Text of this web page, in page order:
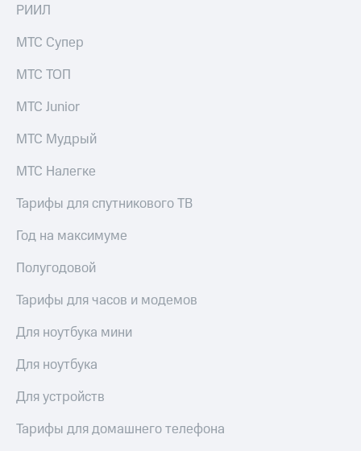
РИИЛ
МТС Супер
МТС ТОП
МТС Junior
МТС Мудрый
МТС Налегке
Тарифы для спутникового ТВ
Год на максимуме
Полугодовой
Тарифы для часов и модемов
Для ноутбука мини
Для ноутбука
Для устройств
Тарифы для домашнего телефона